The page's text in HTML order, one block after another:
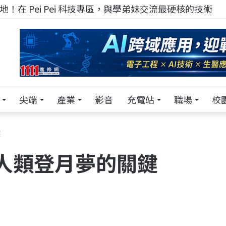
！在 Pei Pei 科技專區，與學弟妹交流最硬核的技術
尖端 產業 影音 充電站 職場 校
類登月夢的關鍵